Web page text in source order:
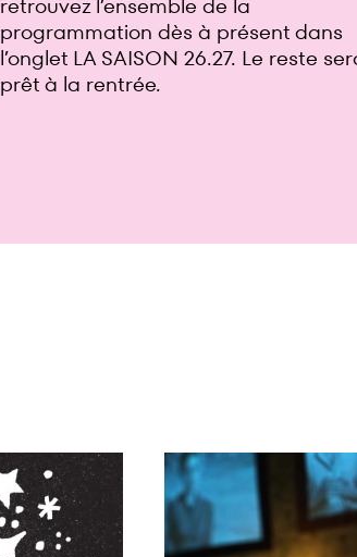
À19hPrésentation
« habituelle »suivie d’un verre et de
petits grignotages
Gratuit sur réservation